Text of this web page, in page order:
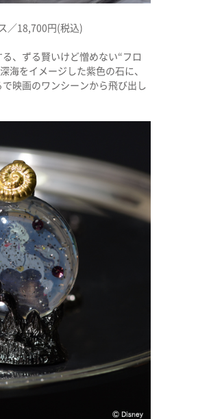
／18,700円(税込)
、ずる賢いけど憎めない“フロ
海をイメージした紫色の石に、
映画のワンシーンから飛び出し